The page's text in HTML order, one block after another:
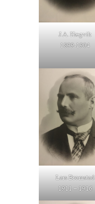
J.A. Hægvik
1899-1904
Lars Bromstad
1911 – 1916